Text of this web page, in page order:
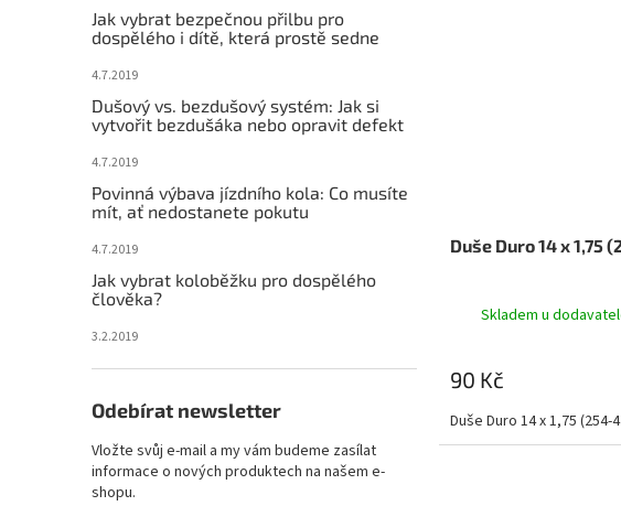
Jak vybrat bezpečnou přilbu pro
dospělého i dítě, která prostě sedne
4.7.2019
Dušový vs. bezdušový systém: Jak si
vytvořit bezdušáka nebo opravit defekt
4.7.2019
Povinná výbava jízdního kola: Co musíte
mít, ať nedostanete pokutu
4.7.2019
Jak vybrat koloběžku pro dospělého
člověka?
3.2.2019
Odebírat newsletter
Vložte svůj e-mail a my vám budeme zasílat
informace o nových produktech na našem e-
shopu.
Duše Duro 14 x 1,75
Skladem u
90 Kč
Duše Duro 14 x 1,75 (254-